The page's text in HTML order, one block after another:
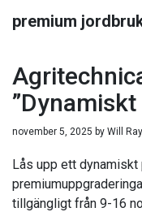
premium
november 5, 2025 by Will Ray
Lås upp ett
tillgängligt från 9-16